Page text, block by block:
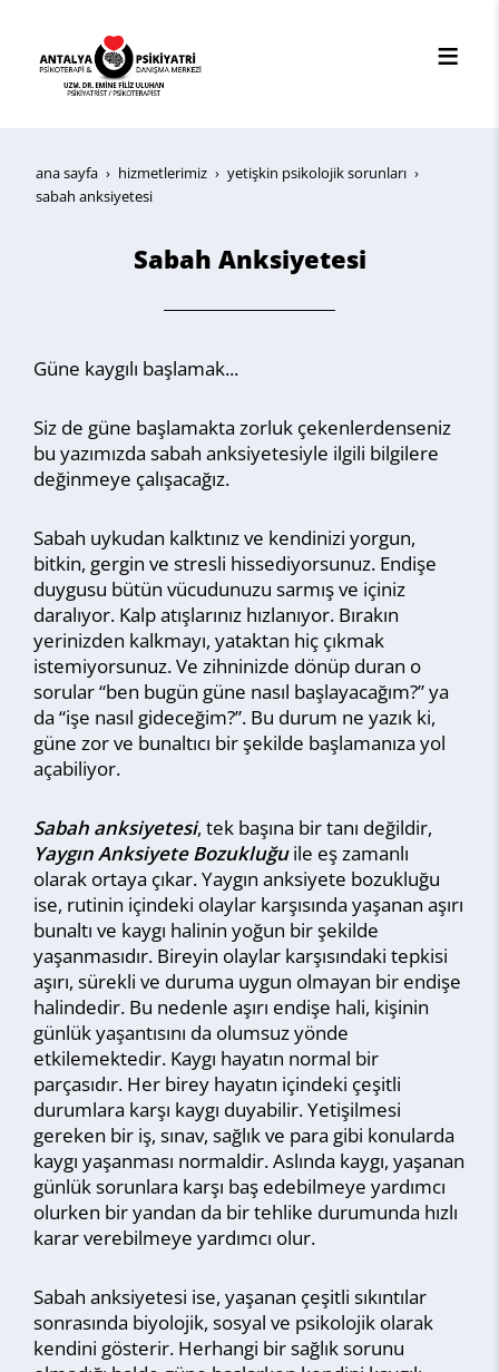
ana sayfa hi̇zmetleri̇mi̇z
yetişkin psikolojik sorunları
sabah anksiyetesi
Sabah Anksiyetesi
Güne kaygılı başlamak...
Siz de güne başlamakta zorluk çekenlerdenseniz
bu yazımızda sabah anksiyetesiyle ilgili bilgilere
değinmeye çalışacağız.
Sabah uykudan kalktınız ve kendinizi yorgun,
bitkin, gergin ve stresli hissediyorsunuz. Endişe
duygusu bütün vücudunuzu sarmış ve içiniz
daralıyor. Kalp atışlarınız hızlanıyor. Bırakın
yerinizden kalkmayı, yataktan hiç çıkmak
istemiyorsunuz. Ve zihninizde dönüp duran o
sorular “ben bugün güne nasıl başlayacağım?” ya
da “işe nasıl gideceğim?”. Bu durum ne yazık ki,
güne zor ve bunaltıcı bir şekilde başlamanıza yol
açabiliyor.
Sabah anksiyetesi, tek başına bir tanı değildir,
Yaygın Anksiyete Bozukluğuile eş zamanlı
olarak ortaya çıkar. Yaygın anksiyete bozukluğu
ise, rutinin içindeki olaylar karşısında yaşanan aşırı
bunaltı ve kaygı halinin yoğun bir şekilde
yaşanmasıdır. Bireyin olaylar karşısındaki tepkisi
aşırı, sürekli ve duruma uygun olmayan bir endişe
halindedir. Bu nedenle aşırı endişe hali, kişinin
günlük yaşantısını da olumsuz yönde
etkilemektedir. Kaygı hayatın normal bir
parçasıdır. Her birey hayatın içindeki çeşitli
durumlara karşı kaygı duyabilir. Yetişilmesi
gereken bir iş, sınav, sağlık ve para gibi konularda
kaygı yaşanması normaldir. Aslında kaygı, yaşanan
günlük sorunlara karşı baş edebilmeye yardımcı
olurken bir yandan da bir tehlike durumunda hızlı
karar verebilmeye yardımcı olur.
Sabah anksiyetesi ise, yaşanan çeşitli sıkıntılar
sonrasında biyolojik, sosyal ve psikolojik olarak
kendini gösterir. Herhangi bir sağlık sorunu